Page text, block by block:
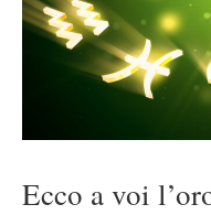
Ecco a voi